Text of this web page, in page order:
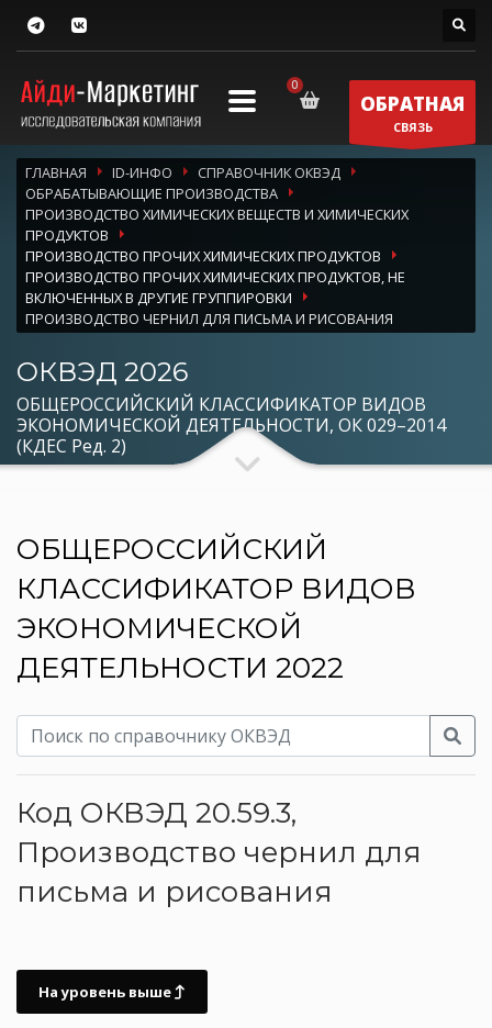
ОБРАТНАЯ
СВЯЗЬ
ГЛАВНАЯ ID-ИНФО
СПРАВОЧНИК ОКВЭД
ОБРАБАТЫВАЮЩИЕ ПРОИЗВОДСТВА
ПРОИЗВОДСТВО ХИМИЧЕСКИХ ВЕЩЕСТВ И ХИМИЧЕСКИХ
ПРОДУКТОВ
ПРОИЗВОДСТВО ПРОЧИХ ХИМИЧЕСКИХ ПРОДУКТОВ
ПРОИЗВОДСТВО ПРОЧИХ ХИМИЧЕСКИХ ПРОДУКТОВ, НЕ
ВКЛЮЧЕННЫХ В ДРУГИЕ ГРУППИРОВКИ
ПРОИЗВОДСТВО ЧЕРНИЛ ДЛЯ ПИСЬМА И РИСОВАНИЯ
ОКВЭД 2026
ОБЩЕРОССИЙСКИЙ КЛАССИФИКАТОР ВИДОВ
ЭКОНОМИЧЕСКОЙ ДЕЯТЕЛЬНОСТИ, ОК 029–2014
(КДЕС Ред. 2)
ОБЩЕРОССИЙСКИЙ
КЛАССИФИКАТОР ВИДОВ
ЭКОНОМИЧЕСКОЙ
ДЕЯТЕЛЬНОСТИ 2022
Код ОКВЭД 20.59.3,
Производство чернил для
письма и рисования
На уровень выше